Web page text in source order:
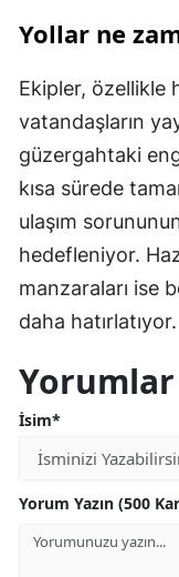
Yollar ne
Ekipler, özellikle
vatandaşların
güzergahtaki
kısa sürede
ulaşım
hedefleniyor.
manzaraları ise
daha hatırlatıyor.
Yorumlar
İsim*
Yorum Yazın (500